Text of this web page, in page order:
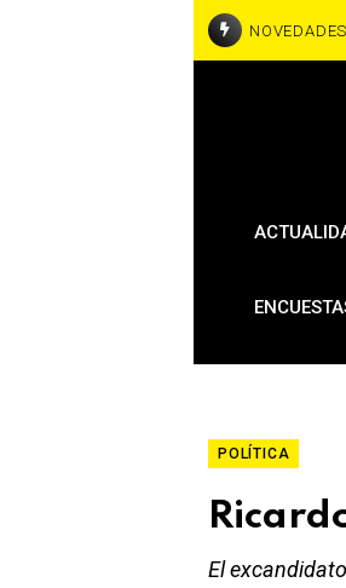
NOVEDADES
POLÍTICA
El